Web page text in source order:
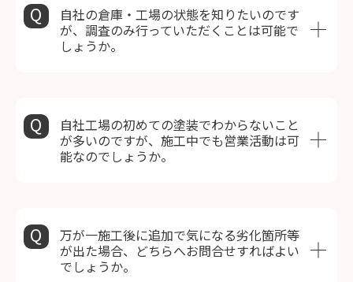
自社の倉庫・工場の状態を知りたいのです
が、調査のみ行っていただくことは可能で
しょうか。
自社工場の初めての塗装でわからないこと
が多いのですが、施工中でも営業活動は可
能なのでしょうか。
万が一施工後に追加で気になる劣化箇所等
が出た場合、どちらへお問合せすればよい
でしょうか。